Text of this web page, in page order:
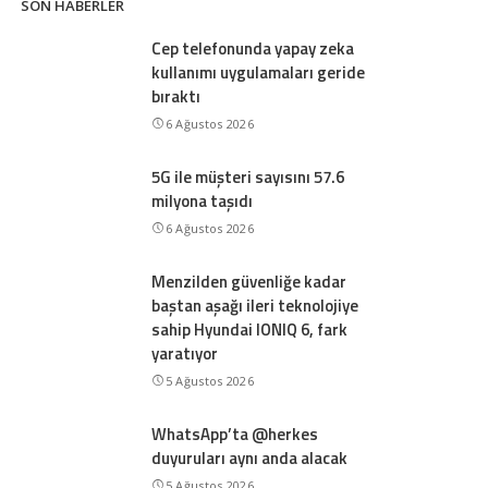
SON HABERLER
Cep telefonunda yapay zeka
kullanımı uygulamaları geride
bıraktı
6 Ağustos 2026
5G ile müşteri sayısını 57.6
milyona taşıdı
6 Ağustos 2026
Menzilden güvenliğe kadar
baştan aşağı ileri teknolojiye
sahip Hyundai IONIQ 6, fark
yaratıyor
5 Ağustos 2026
WhatsApp’ta @herkes
duyuruları aynı anda alacak